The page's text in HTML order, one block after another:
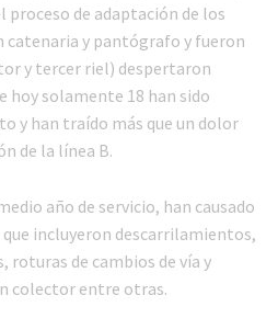
proceso de adaptación de los
catenaria y pantógrafo y fueron
y tercer riel) despertaron
hoy solamente 18 han sido
y han traído más que un dolor
de la línea B.
año de servicio, han causado
incluyeron descarrilamientos,
de cambios de vía y
colector entre otras.